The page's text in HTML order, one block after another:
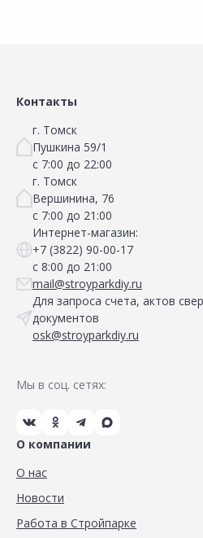
Контакты
г. Томск
Пушкина 59/1
с 7:00 до 22:00
г. Томск
Вершинина, 76
с 7:00 до 21:00
Интернет-магазин:
+7 (3822) 90-00-17
с 8:00 до 21:00
mail@stroyparkdiy.ru
Для запроса счета, актов
документов
osk@stroyparkdiy.ru
Мы в соц. сетях:
О компании
О нас
Новости
Работа в Стройпарке